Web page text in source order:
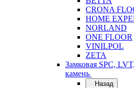
CRONA
HOME
NORLAND
ONE FLOOR
VINILPOL
ZETA
Замковая SPC,
камень
Назад